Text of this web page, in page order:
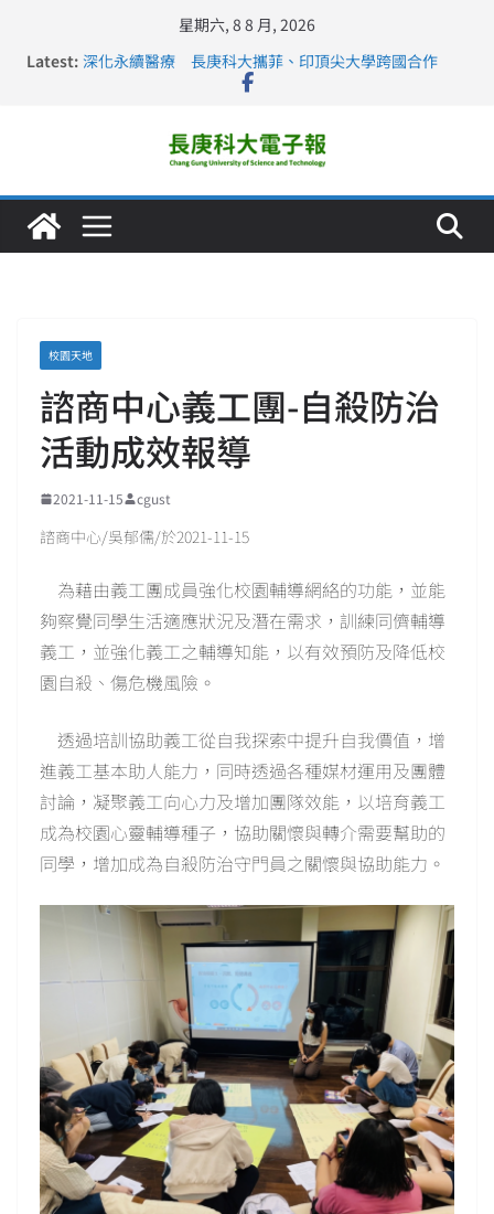
星期六, 8 8 月, 2026
Latest: 深化永續醫療 長庚科大攜菲、印頂尖大學跨國合作
長庚科大訪凱瑟醫療集團、美容學校收穫豐
仁德醫專與長庚科大締結策略聯盟 培育護理尖兵
長庚科大連四年穩居《遠見》醫學大學第5名 辦學實力再
校園天地
諮商中心義工團-自殺防治
活動成效報導
2021-11-15 cgust
諮商中心/吳郁儒/於2021-11-15
為藉由義工團成員強化校園輔導網絡的功能，並能
夠察覺同學生活適應狀況及潛在需求，訓練同儕輔導
義工，並強化義工之輔導知能，以有效預防及降低校
園自殺、傷危機風險。
透過培訓協助義工從自我探索中提升自我價值，增
進義工基本助人能力，同時透過各種媒材運用及團體
討論，凝聚義工向心力及增加團隊效能，以培育義工
成為校園心靈輔導種子，協助關懷與轉介需要幫助的
同學，增加成為自殺防治守門員之關懷與協助能力。